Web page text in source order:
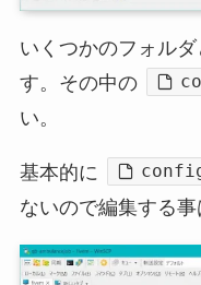
いくつかのフォル
す。その中の
い。
基本的に
ないので編集する事